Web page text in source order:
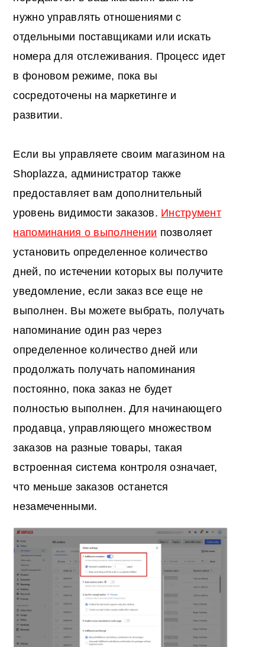
нужно управлять отношениями с
отдельными поставщиками или искать
номера для отслеживания. Процесс идет
в фоновом режиме, пока вы
сосредоточены на маркетинге и
развитии.
Если вы управляете своим магазином на
Shoplazza, администратор также
предоставляет вам дополнительный
уровень видимости заказов. Инструмент
напоминания о выполнении позволяет
установить определенное количество
дней, по истечении которых вы получите
уведомление, если заказ все еще не
выполнен. Вы можете выбрать, получать
напоминание один раз через
определенное количество дней или
продолжать получать напоминания
постоянно, пока заказ не будет
полностью выполнен. Для начинающего
продавца, управляющего множеством
заказов на разные товары, такая
встроенная система контроля означает,
что меньше заказов останется
незамеченными.